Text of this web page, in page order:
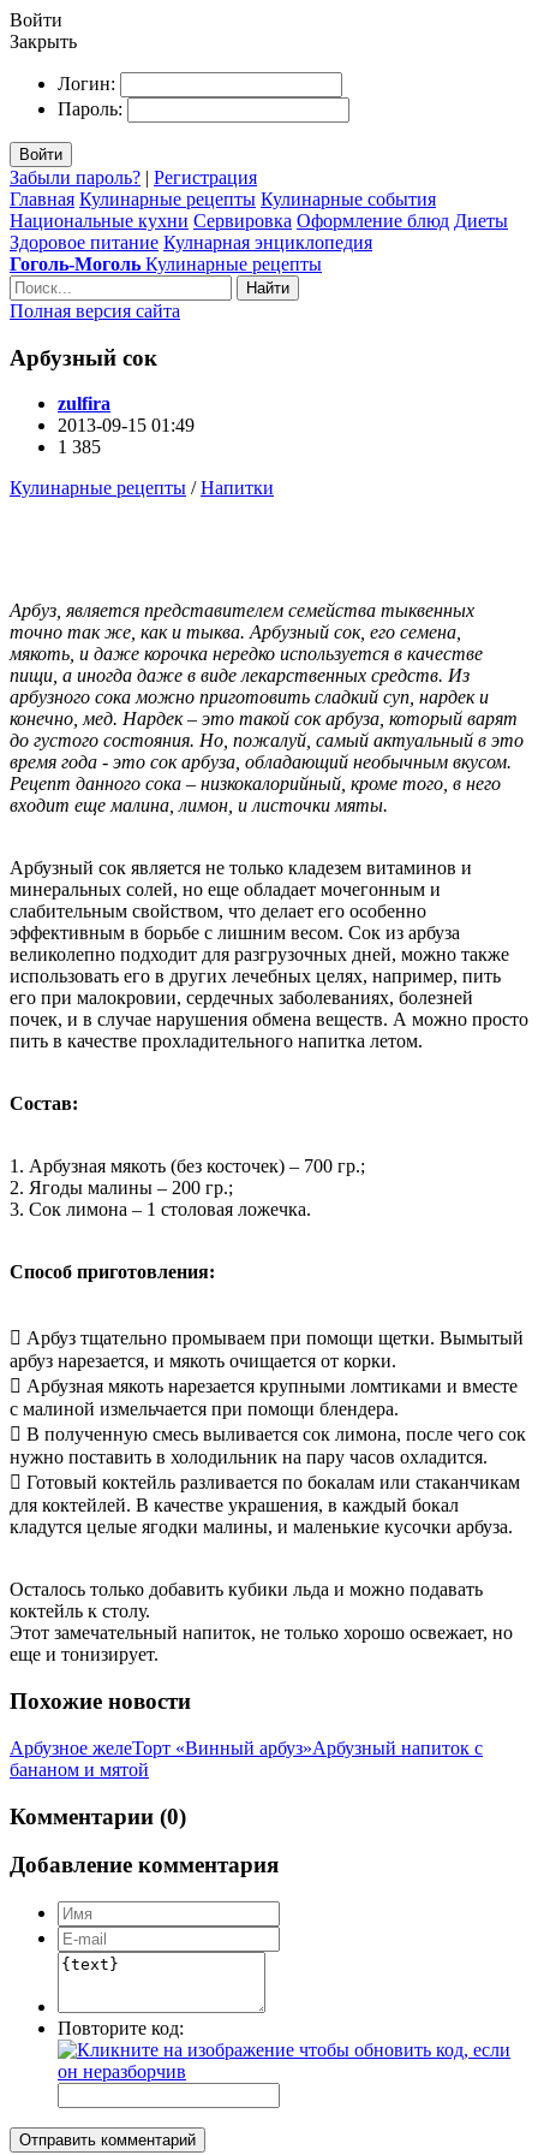
Войти
Закрыть
Логин:
Пароль:
Войти
Забыли пароль? | Регистрация
Главная Кулинарные рецепты Кулинарные события
Национальные кухни Сервировка Оформление блюд Диеты
Здоровое питание Кулнарная энциклопедия
Гоголь-Моголь Кулинарные рецепты
Найти
Полная версия сайта
Арбузный сок
zulfira
2013-09-15 01:49
1 385
Кулинарные рецепты /Напитки
Арбуз, является представителем семейства тыквенных
точно так же, как и тыква. Арбузный сок, его семена,
мякоть, и даже корочка нередко используется в качестве
пищи, а иногда даже в виде лекарственных средств. Из
арбузного сока можно приготовить сладкий суп, нардек и
конечно, мед. Нардек – это такой сок арбуза, который варят
до густого состояния. Но, пожалуй, самый актуальный в это
время года - это сок арбуза, обладающий необычным вкусом.
Рецепт данного сока – низкокалорийный, кроме того, в него
входит еще малина, лимон, и листочки мяты.
Арбузный сок является не только кладезем витаминов и
минеральных солей, но еще обладает мочегонным и
слабительным свойством, что делает его особенно
эффективным в борьбе с лишним весом. Сок из арбуза
великолепно подходит для разгрузочных дней, можно также
использовать его в других лечебных целях, например, пить
его при малокровии, сердечных заболеваниях, болезней
почек, и в случае нарушения обмена веществ. А можно просто
пить в качестве прохладительного напитка летом.
Состав:
1. Арбузная мякоть (без косточек) – 700 гр.;
2. Ягоды малины – 200 гр.;
3. Сок лимона – 1 столовая ложечка.
Способ приготовления:
 Арбуз тщательно промываем при помощи щетки. Вымытый
арбуз нарезается, и мякоть очищается от корки.
 Арбузная мякоть нарезается крупными ломтиками и вместе
с малиной измельчается при помощи блендера.
 В полученную смесь выливается сок лимона, после чего сок
нужно поставить в холодильник на пару часов охладится.
 Готовый коктейль разливается по бокалам или стаканчикам
для коктейлей. В качестве украшения, в каждый бокал
кладутся целые ягодки малины, и маленькие кусочки арбуза.
Осталось только добавить кубики льда и можно подавать
коктейль к столу.
Этот замечательный напиток, не только хорошо освежает, но
еще и тонизирует.
Похожие новости
Арбузное желеТорт «Винный арбуз»Арбузный напиток с
бананом и мятой
Комментарии (0)
Добавление комментария
Повторите код:
Отправить комментарий